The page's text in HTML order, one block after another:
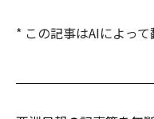
* この記事はAIによって